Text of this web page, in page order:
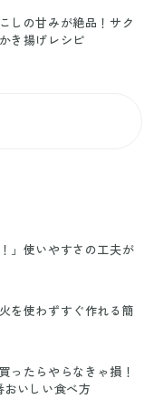
しの甘みが絶品！サク
き揚げレシピ
」使いやすさの工夫が
を使わずすぐ作れる簡
ったらやらなきゃ損！
おいしい食べ方